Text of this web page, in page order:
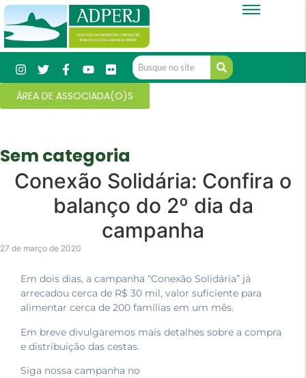
ÁREA DE ASSOCIADA(O)S
Sem categoria
Conexão Solidária: Confira o
balanço do 2º dia da
campanha
27 de março de 2020
Em dois dias, a campanha “Conexão Solidária” já
arrecadou cerca de R$ 30 mil, valor suficiente para
alimentar cerca de 200 famílias em um mês.
Em breve divulgaremos mais detalhes sobre a compra
e distribuição das cestas.
Siga nossa campanha no